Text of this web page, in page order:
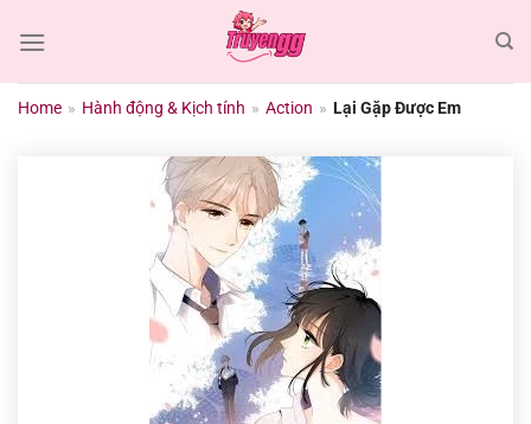
đến
dungHome » Hành động & Kịch tính » Action » Lại Gặp Được Em